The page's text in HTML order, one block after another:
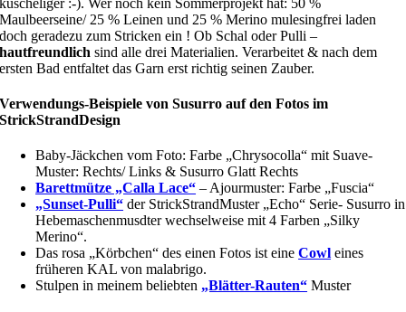
Maulbeerseine/ 25 % Leinen und 25 % Merino mulesingfrei laden
doch geradezu zum Stricken ein ! Ob Schal oder Pulli –
hautfreundlich sind alle drei Materialien. Verarbeitet & nach dem
ersten Bad entfaltet das Garn erst richtig seinen Zauber.
Verwendungs-Beispiele von Susurro auf den Fotos im
StrickStrandDesign
Baby-Jäckchen vom Foto: Farbe „Chrysocolla“ mit Suave-
Muster: Rechts/ Links & Susurro Glatt Rechts
Barettmütze „Calla Lace“ – Ajourmuster: Farbe „Fuscia“
„Sunset-Pulli“ der StrickStrandMuster „Echo“ Serie- Susurro in
Hebemaschenmusdter wechselweise mit 4 Farben „Silky
Merino“.
Das rosa „Körbchen“ des einen Fotos ist eineCowl eines
früheren KAL von malabrigo.
Stulpen in meinem beliebten „Blätter-Rauten“ Muster